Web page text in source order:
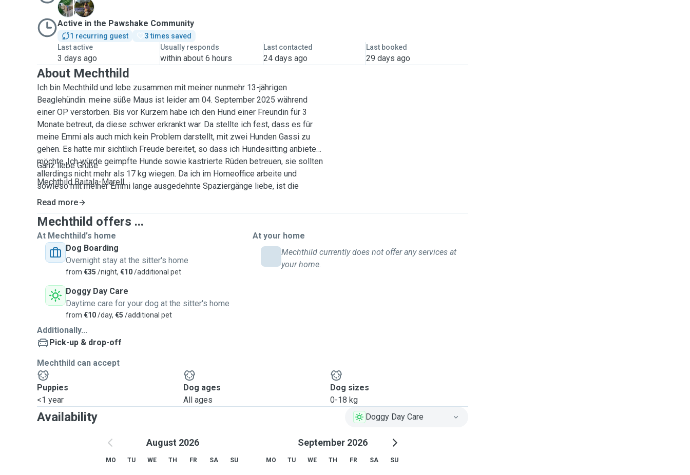
E
S
Active in the Pawshake Community
1 recurring guest
3 times saved
Last active
3 days ago
Usually responds
within about 6 hours
Last contacted
24 days ago
Last booked
29 days ago
About Mechthild
Ich bin Mechthild und lebe zusammen mit meiner nunmehr 13-jährigen
Beaglehündin. meine süße Maus ist leider am 04. September 2025 während
einer OP verstorben. Bis vor Kurzem habe ich den Hund einer Freundin für 3
Monate betreut, da diese schwer erkrankt war. Da stellte ich fest, dass es für
meine Emmi als auch mich kein Problem darstellt, mit zwei Hunden Gassi zu
gehen. Es hatte mir sichtlich Freude bereitet, so dass ich Hundesitting anbieten
möchte. Ich würde geimpfte Hunde sowie kastrierte Rüden betreuen, sie sollten
allerdings nicht mehr als 17 kg wiegen. Da ich im Homeoffice arbeite und
sowieso mit meiner Emmi lange ausgedehnte Spaziergänge liebe, ist die
Betreuung eines weiteren Hundes kein Problem, dies wäre nach vorheriger
Rücksprache auch über Nacht oder an Wochenenden möglich. Ein vorheriges
kurzes Kennenlernen wäre mir allerdings wichtig, um den Hund als auch dessen
Besitzer kennenzulernen. Ich denke, dass das auch im Sinne Ihres Lieblings für
beide Seiten erforderlich und sinnvoll ist. Ich freue mich über eure Anfragen.
Ganz liebe Grüße
Mechthild Baitala-Marell
Read more
Mechthild offers ...
At Mechthild's home
Dog Boarding
Overnight stay at the sitter's home
from €35 /night, €10/additional pet
Doggy Day Care
Daytime care for your dog at the sitter's home
from €10/day, €5 /additional pet
At your home
Mechthild currently does not offer any services at
your home.
Additionally...
Pick-up & drop-off
Mechthild can accept
Puppies
<1 year
Dog ages
All ages
Dog sizes
0-18 kg
Availability Doggy Day Care
August 2026
MO TU WE TH FR SA SU
September 2026
MO TU WE TH FR SA SU